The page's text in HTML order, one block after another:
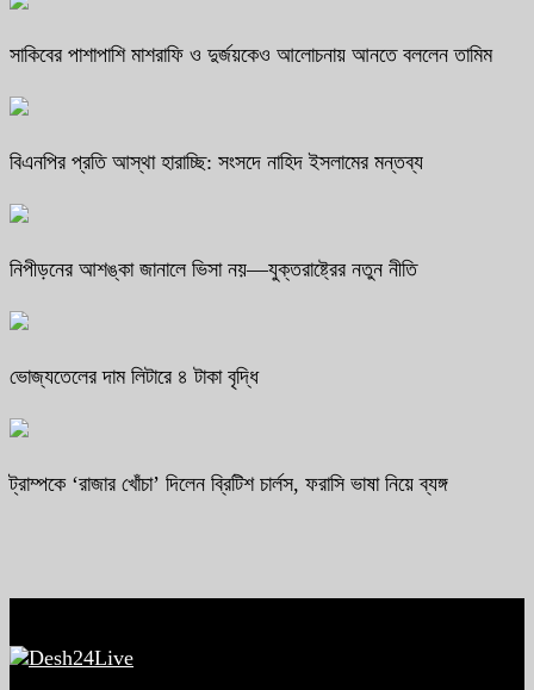
সাকিবের পাশাপাশি মাশরাফি ও দুর্জয়কেও আলোচনায় আনতে বললেন তামিম
বিএনপির প্রতি আস্থা হারাচ্ছি: সংসদে নাহিদ ইসলামের মন্তব্য
নিপীড়নের আশঙ্কা জানালে ভিসা নয়—যুক্তরাষ্ট্রের নতুন নীতি
ভোজ্যতেলের দাম লিটারে ৪ টাকা বৃদ্ধি
ট্রাম্পকে ‘রাজার খোঁচা’ দিলেন ব্রিটিশ চার্লস, ফরাসি ভাষা নিয়ে ব্যঙ্গ